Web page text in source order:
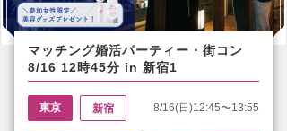
マッチング婚活パーティー・街コン
8/16 12時45分 in 新宿1
東京 新宿 8/16(日)12:45〜13:55